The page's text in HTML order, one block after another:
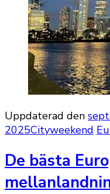
Uppdaterad den
2025Cityweekend
De bästa